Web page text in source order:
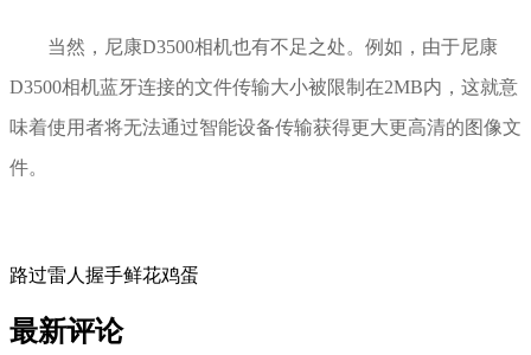
当然，尼康D3500相机也有不足之处。例如，由于尼康
D3500相机蓝牙连接的文件传输大小被限制在2MB内，这就意
味着使用者将无法通过智能设备传输获得更大更高清的图像文
件。
路过雷人 握手鲜花鸡蛋
最新评论